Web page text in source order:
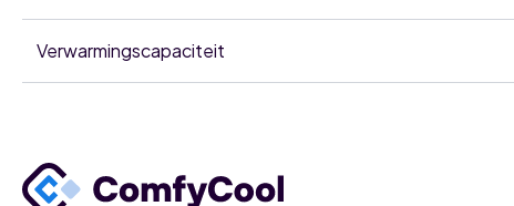
Verwarmingscapaciteit